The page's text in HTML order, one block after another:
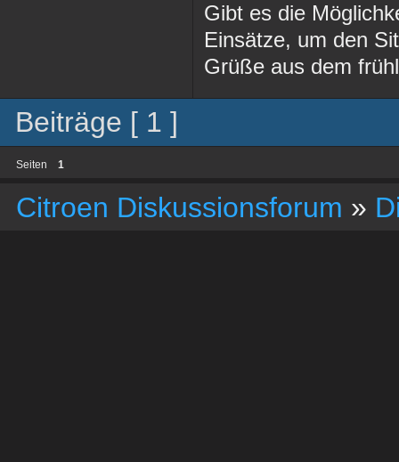
Gibt es die
Einsätze, um den
Grüße aus dem
Beiträge [ 1 ]
Seiten 1
Citroen Diskussionsforum »